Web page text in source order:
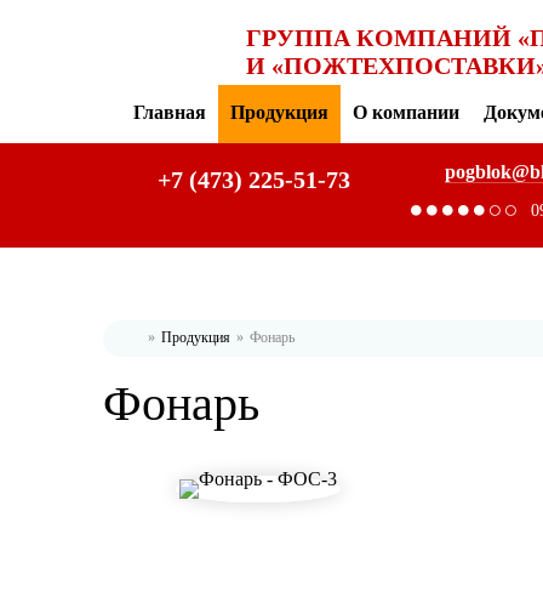
ГРУППА КОМПАНИЙ
И
Главная Продукция О компании
+7 (473) 225-51-73
ГлавнаяПродукция Фонарь
Фонарь